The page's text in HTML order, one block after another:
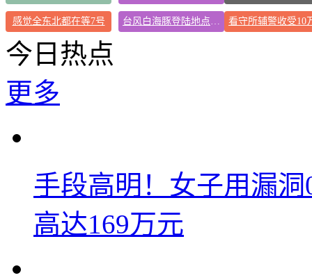
感觉全东北都在等7号 台风白海豚登陆地点更新
今日热点
更多
手段高明！女子用漏
高达169万元